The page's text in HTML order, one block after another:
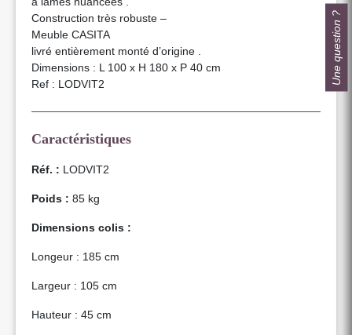
Construction très robuste –
Meuble CASITA
livré entièrement monté d’origine .
Dimensions : L 100 x H 180 x P 40 cm
Ref : LODVIT2
Caractéristiques
Réf. : LODVIT2
Poids : 85 kg
Dimensions colis :
Longeur : 185 cm
Largeur : 105 cm
Hauteur : 45 cm
Une question ?